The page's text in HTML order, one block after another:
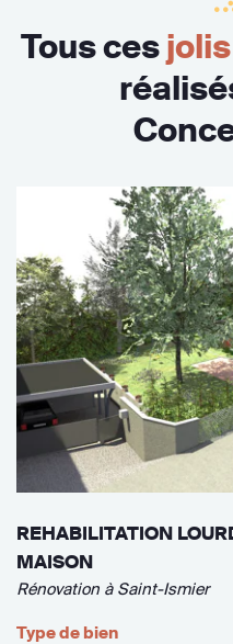
Tous cesjolis
REHABILITATION
MAISON
Rénovation à Saint-Ismier
Type de bien